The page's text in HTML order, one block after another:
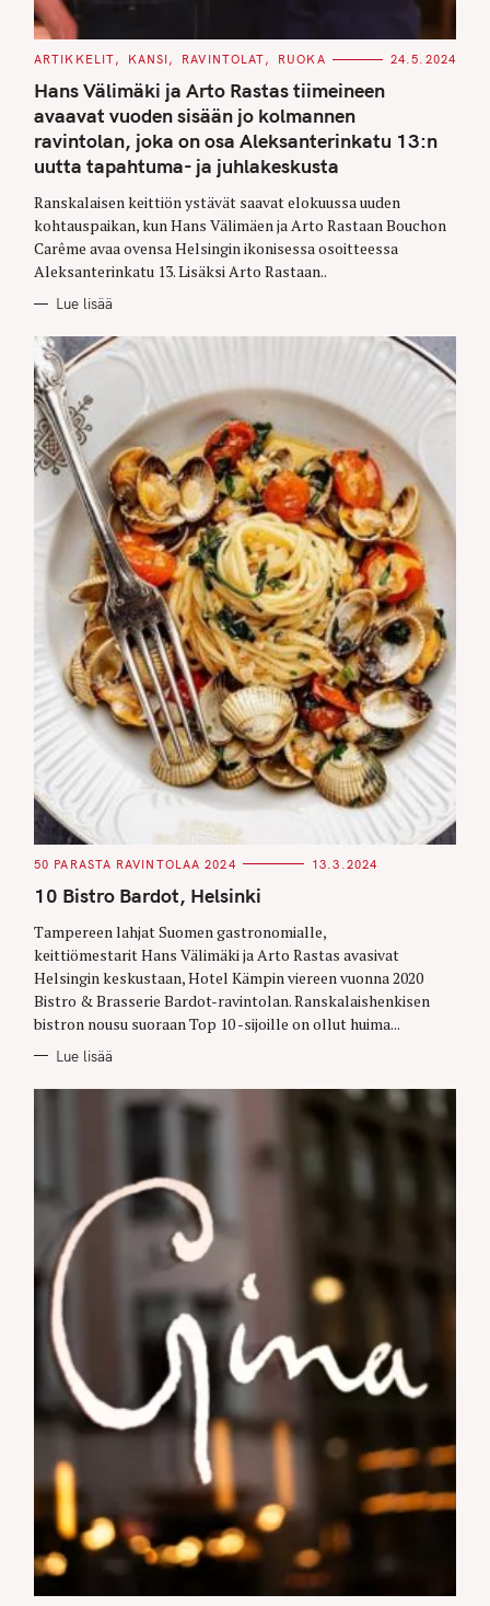
C
T
E
G
O
R
I
E
S
ARTIKKELIT KANSI RAVINTOLAT RUOKA 24.5.2024
Hans Välimäki ja Arto Rastas tiimeineen
avaavat vuoden sisään jo kolmannen
ravintolan, joka on osa Aleksanterinkatu 13:n
uutta tapahtuma- ja juhlakeskusta
Ranskalaisen keittiön ystävät saavat elokuussa uuden
kohtauspaikan, kun Hans Välimäen ja Arto Rastaan Bouchon
Carême avaa ovensa Helsingin ikonisessa osoitteessa
Aleksanterinkatu 13. Lisäksi Arto Rastaan..
Lue lisää
C
T
E
O
R
I
S
50 PARASTA RAVINTOLAA 2024 13.3.2024
10 Bistro Bardot, Helsinki
Tampereen lahjat Suomen gastronomialle,
keittiömestarit Hans Välimäki ja Arto Rastas avasivat
Helsingin keskustaan, Hotel Kämpin viereen vuonna 2020
Bistro & Brasserie Bardot-ravintolan. Ranskalaishenkisen
bistron nousu suoraan Top 10 -sijoille on ollut huima...
Lue lisää